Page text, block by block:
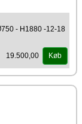
- H1880 -12-18
19.500,00 Køb